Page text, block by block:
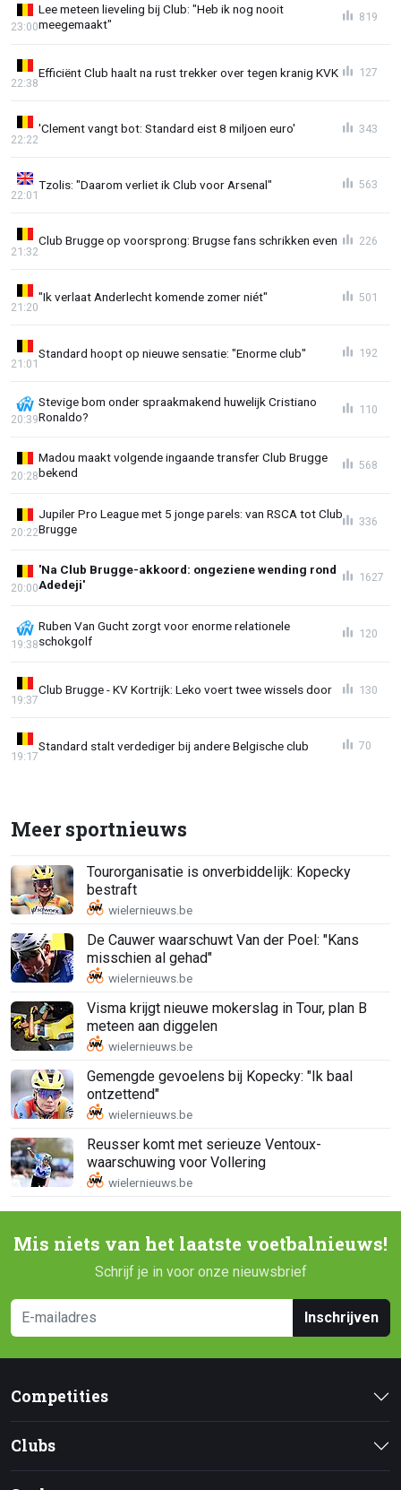
Lee meteen lieveling bij Club: "Heb ik nog nooit
meegemaakt"
23:00
819
Efficiënt Club haalt na rust trekker over tegen kranig KVK
22:38
127
'Clement vangt bot: Standard eist 8 miljoen euro'
22:22
343
Tzolis: "Daarom verliet ik Club voor Arsenal"
22:01
563
Club Brugge op voorsprong: Brugse fans schrikken even
21:32
226
"Ik verlaat Anderlecht komende zomer niét"
21:20
501
Standard hoopt op nieuwe sensatie: "Enorme club"
21:01
192
Stevige bom onder spraakmakend huwelijk Cristiano
Ronaldo?
20:39
110
Madou maakt volgende ingaande transfer Club Brugge
bekend
20:28
568
Jupiler Pro League met 5 jonge parels: van RSCA tot Club
Brugge
20:22
336
'Na Club Brugge-akkoord: ongeziene wending rond
Adedeji'
20:00
1627
Ruben Van Gucht zorgt voor enorme relationele
schokgolf
19:38
120
Club Brugge - KV Kortrijk: Leko voert twee wissels door
19:37
130
Standard stalt verdediger bij andere Belgische club
19:17
70
Meer sportnieuws
Tourorganisatie is onverbiddelijk: Kopecky
bestraft
De Cauwer waarschuwt Van der Poel: "Kans
misschien al gehad"
Visma krijgt nieuwe mokerslag in Tour, plan B
meteen aan diggelen
Gemengde gevoelens bij Kopecky: "Ik baal
ontzettend"
Reusser komt met serieuze Ventoux-
waarschuwing voor Vollering
Mis niets van het laatste voetbalnieuws!
Schrijf je in voor onze nieuwsbrief
Inschrijven
Competities
Clubs